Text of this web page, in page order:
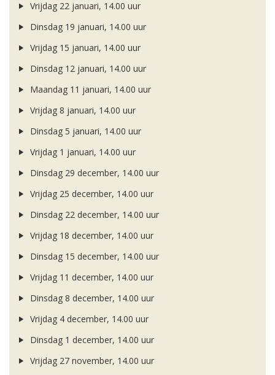
Vrijdag 22 januari, 14.00 uur
Dinsdag 19 januari, 14.00 uur
Vrijdag 15 januari, 14.00 uur
Dinsdag 12 januari, 14.00 uur
Maandag 11 januari, 14.00 uur
Vrijdag 8 januari, 14.00 uur
Dinsdag 5 januari, 14.00 uur
Vrijdag 1 januari, 14.00 uur
Dinsdag 29 december, 14.00 uur
Vrijdag 25 december, 14.00 uur
Dinsdag 22 december, 14.00 uur
Vrijdag 18 december, 14.00 uur
Dinsdag 15 december, 14.00 uur
Vrijdag 11 december, 14.00 uur
Dinsdag 8 december, 14.00 uur
Vrijdag 4 december, 14.00 uur
Dinsdag 1 december, 14.00 uur
Vrijdag 27 november, 14.00 uur